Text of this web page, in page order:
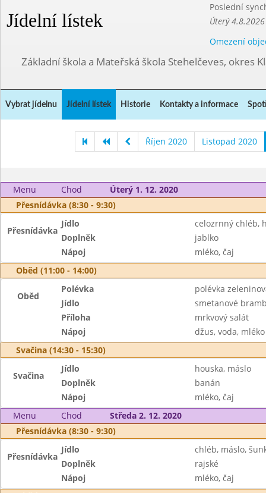
Jídelní lístek
Poslední
Úterý
Omezení
Základní škola a Mateřská škola Stehelčeves, okres
Vybrat jídelnu Jídelní lístek Historie Kontakty a informace
Říjen 2020 Listopad 2020
Menu Chod
Úterý 1. 12. 2020
Přesnídávka (8:30 - 9:30)
Přesnídávka
Jídlo
celozrnný chléb,
Doplněk
jablko
Nápoj
mléko, čaj
Oběd (11:00 - 14:00)
Oběd
Polévka
polévka
Jídlo
smetanové
Příloha
mrkvový salát
Nápoj
džus, voda, mléko
Svačina (14:30 - 15:30)
Svačina
Jídlo
houska, máslo
Doplněk
banán
Nápoj
mléko, čaj
Menu
Chod
Středa 2. 12. 2020
Přesnídávka (8:30 - 9:30)
Přesnídávka
Jídlo
chléb, máslo,
Doplněk
rajské
Nápoj
mléko, čaj